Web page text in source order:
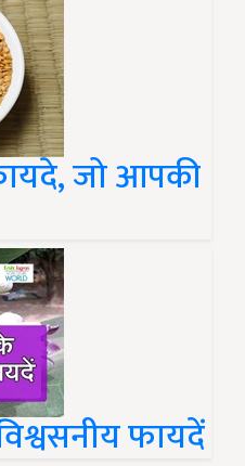
जो आपकी
फायदें